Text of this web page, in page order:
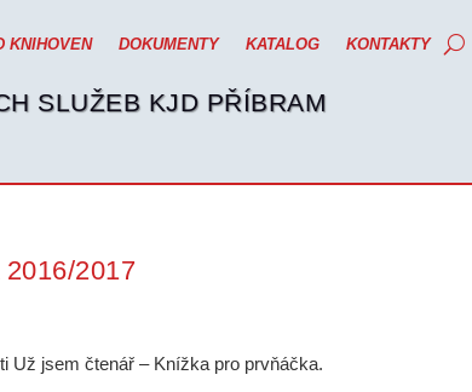
KNIHOVEN DOKUMENTY KATALOG KONTAKTY
SLUŽEB KJD PŘÍBRAM
2017
Už jsem čtenář – Knížka pro prvňáčka.